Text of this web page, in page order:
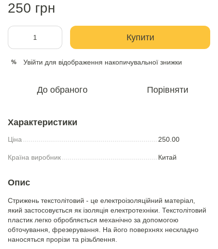
250 грн
Купити
% Увійти для відображення накопичувальної знижки
До обраного Порівняти
Характеристики
Ціна 250.00
Країна виробник Китай
Опис
Стрижень текстолітовий - це електроізоляційний матеріал,
який застосовується як ізоляція електротехніки. Текстолітовий
пластик легко обробляється механічно за допомогою
обточування, фрезерування. На його поверхнях нескладно
наносяться прорізи та різьблення.